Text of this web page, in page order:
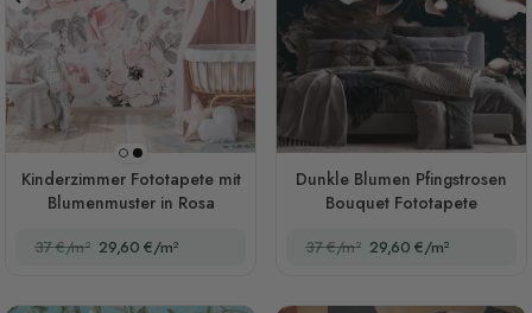
Weißer Hintergrund
Schwarzer Hintergrund
Kinderzimmer Fototapete mit
Blumenmuster in Rosa
37 €/m² 29,60 €/m²
Dunkle Blumen Pfingstrosen
Bouquet Fototapete
37 €/m² 29,60 €/m²